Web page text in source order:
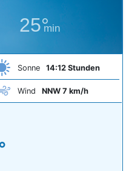
25°
min
Sonne 14:12 Stunden
Wind NNW 7 km/h